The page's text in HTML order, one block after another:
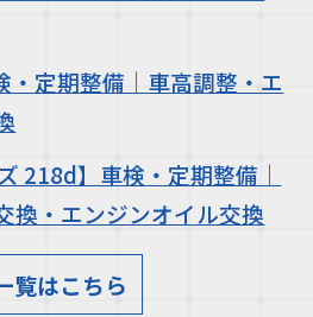
・定期整備｜車高調整・エ
218d】車検・定期整備｜
換・エンジンオイル交換
覧はこちら